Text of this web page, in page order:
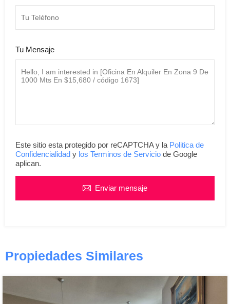
Tu Mensaje
Este sitio esta protegido por reCAPTCHA y la Politica de
Confidencialidad y los Terminos de Servicio de Google
aplican.
Enviar mensaje
Propiedades Similares